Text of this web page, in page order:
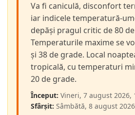
Va fi caniculă, disconfort
iar indicele temperatură-
depăși pragul critic de 80
Temperaturile maxime se
și 38 de grade. Local
tropicală, cu temperaturi
20 de grade.
Început: Vineri, 7 august 2026,
Sfârșit: Sâmbătă, 8 august